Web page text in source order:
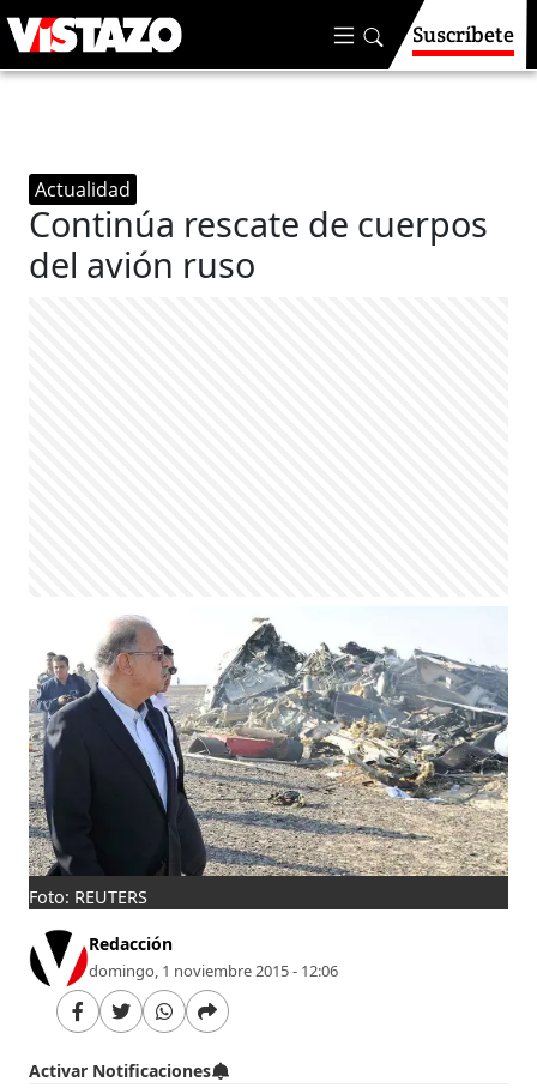
Suscríbete
Actualidad
Continúa rescate de cuerpos
del avión ruso
Foto: REUTERS
Redacción
domingo, 1 noviembre 2015 - 12:06
Activar Notificaciones